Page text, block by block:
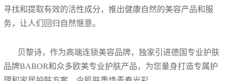
寻找和提取有效的活性成分，推出健康自然的美容产品和服
务，让人们回归自然惬意。
贝黎诗，作为高端连锁美容品牌，独家引进德国专业护肤
品牌BABOR和众多欧美专业护肤产品，为您量身打造专属护